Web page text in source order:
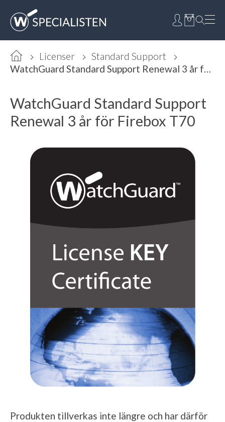
Licenser
Standard Support
WatchGuard Standard Support Renewal 3 år för Firebox T70
WatchGuard Standard Support
Renewal 3 år för Firebox T70
Produkten tillverkas inte längre och har därför